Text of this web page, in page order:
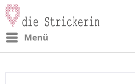
Menü